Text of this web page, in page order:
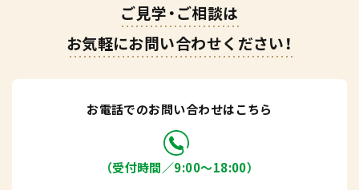
ご見学・ご相談は
お気軽にお問い合わせください！
お電話でのお問い合わせはこちら
（受付時間／9:00〜18:00）